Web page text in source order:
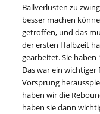
Ballverlusten zu
besser machen
getroffen, und das
der ersten Halbzeit
gearbeitet. Sie haben
Das war ein
Vorsprung
haben wir die
haben sie dann